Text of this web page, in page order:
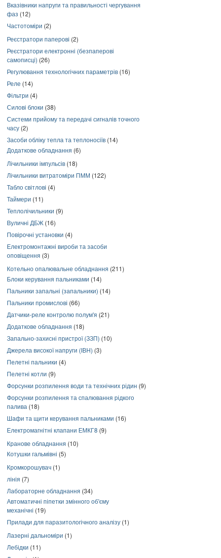
Вказівники напруги та правильності чергування
фаз (12)
Частотоміри (2)
Реєстратори паперові (2)
Реєстратори електронні (безпаперові
самописці) (26)
Регулювання технологічних параметрів (16)
Реле (14)
Фільтри (4)
Силові блоки (38)
Системи прийому та передачі сигналів точного
часу (2)
Засоби обліку тепла та теплоносіїв (14)
Додаткове обладнання (6)
Лічильники імпульсів (18)
Лічильники витратоміри ПММ (122)
Табло світлові (4)
Таймери (11)
Теплолічильники (9)
Вуличні ДБЖ (16)
Повірочні установки (4)
Електромонтажні вироби та засоби
оповіщення (3)
Котельно опалювальне обладнання (211)
Блоки керування пальниками (14)
Пальники запальні (запальники) (14)
Пальники промислові (66)
Датчики-реле контролю полум'я (21)
Додаткове обладнання (18)
Запально-захисні пристрої (ЗЗП) (10)
Джерела високої напруги (ІВН) (3)
Пелетні пальники (4)
Пелетні котли (9)
Форсунки розпилення води та технічних рідин (9)
Форсунки розпилення та спалювання рідкого
палива (18)
Шафи та щити керування пальниками (16)
Електромагнітні клапани ЕМКГ8 (9)
Кранове обладнання (10)
Котушки гальмівні (5)
Кромкорошувач (1)
лінія (7)
Лабораторне обладнання (34)
Автоматичні піпетки змінного об'єму
механічні (19)
Прилади для паразитологічного аналізу (1)
Лазерні дальноміри (1)
Лебідки (11)